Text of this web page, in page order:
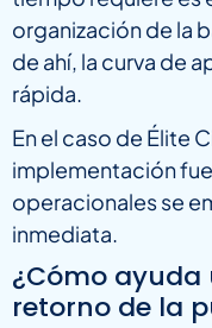
organización de la
de ahí, la curva de
rápida.
En el caso de Élite
implementación
operacionales se
inmediata.
¿Cómo ayuda
retorno de la